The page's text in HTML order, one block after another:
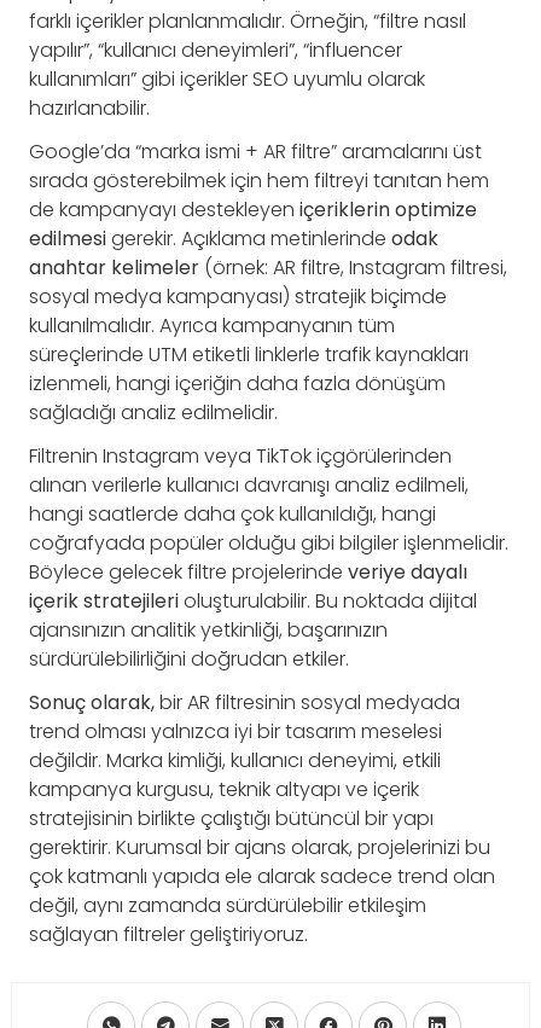
farklı içerikler planlanmalıdır. Örneğin, “filtre nasıl
yapılır”, “kullanıcı deneyimleri”, “influencer
kullanımları” gibi içerikler SEO uyumlu olarak
hazırlanabilir.
Google’da “marka ismi + AR filtre” aramalarını üst
sırada gösterebilmek için hem filtreyi tanıtan hem
de kampanyayı destekleyen içeriklerin optimize
edilmesigerekir. Açıklama metinlerinde odak
anahtar kelimeler (örnek: AR filtre, Instagram filtresi,
sosyal medya kampanyası) stratejik biçimde
kullanılmalıdır. Ayrıca kampanyanın tüm
süreçlerinde UTM etiketli linklerle trafik kaynakları
izlenmeli, hangi içeriğin daha fazla dönüşüm
sağladığı analiz edilmelidir.
Filtrenin Instagram veya TikTok içgörülerinden
alınan verilerle kullanıcı davranışı analiz edilmeli,
hangi saatlerde daha çok kullanıldığı, hangi
coğrafyada popüler olduğu gibi bilgiler işlenmelidir.
Böylece gelecek filtre projelerinde veriye dayalı
içerik stratejilerioluşturulabilir. Bu noktada dijital
ajansınızın analitik yetkinliği, başarınızın
sürdürülebilirliğini doğrudan etkiler.
Sonuç olarak,bir AR filtresinin sosyal medyada
trend olması yalnızca iyi bir tasarım meselesi
değildir. Marka kimliği, kullanıcı deneyimi, etkili
kampanya kurgusu, teknik altyapı ve içerik
stratejisinin birlikte çalıştığı bütüncül bir yapı
gerektirir. Kurumsal bir ajans olarak, projelerinizi bu
çok katmanlı yapıda ele alarak sadece trend olan
değil, aynı zamanda sürdürülebilir etkileşim
sağlayan filtreler geliştiriyoruz.